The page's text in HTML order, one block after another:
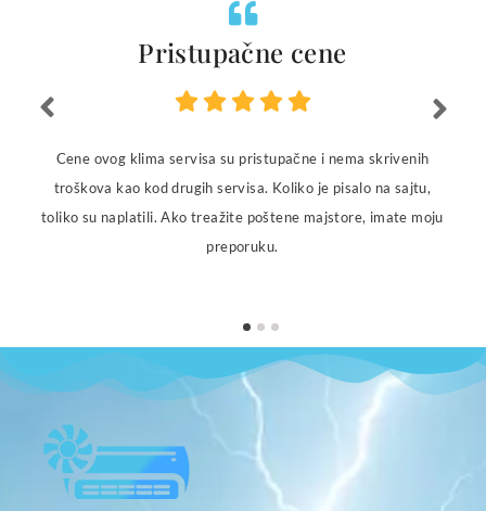
Pristupačne cene
Cene ovog klima servisa su pristupačne i nema skrivenih
troškova kao kod drugih servisa. Koliko je pisalo na sajtu,
toliko su naplatili. Ako treažite poštene majstore, imate moju
preporuku.